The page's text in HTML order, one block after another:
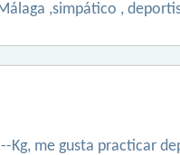
,simpático ,
Kg, me gusta practicar